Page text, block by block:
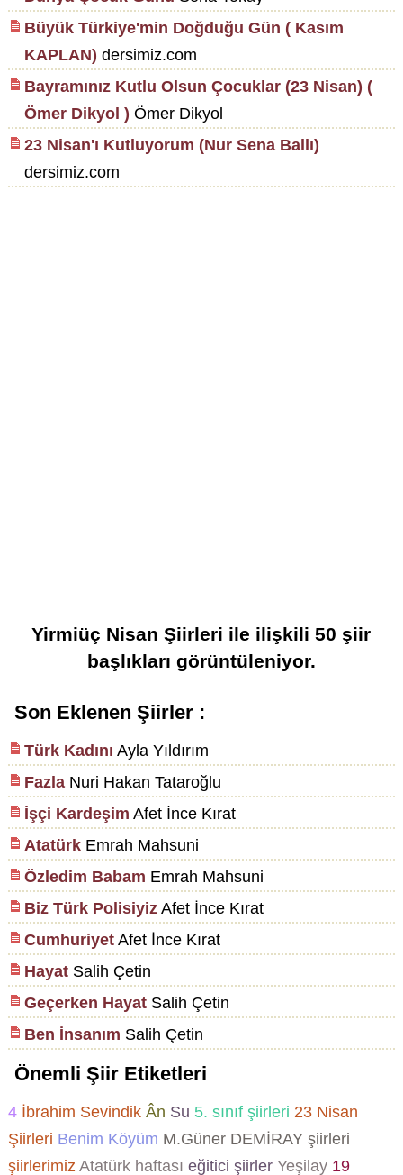
Büyük Türkiye'min Doğduğu Gün ( Kasım
KAPLAN) dersimiz.com
Bayramınız Kutlu Olsun Çocuklar (23 Nisan) (
Ömer Dikyol ) Ömer Dikyol
23 Nisan'ı Kutluyorum (Nur Sena Ballı)
dersimiz.com
Yirmiüç Nisan Şiirleri ile ilişkili50 şiir
başlıkları görüntüleniyor.
Son Eklenen Şiirler :
Türk Kadını Ayla Yıldırım
FazlaNuri Hakan Tataroğlu
İşçi Kardeşim Afet İnce Kırat
AtatürkEmrah Mahsuni
Özledim Babam Emrah Mahsuni
Biz Türk PolisiyizAfet İnce Kırat
CumhuriyetAfet İnce Kırat
HayatSalih Çetin
Geçerken HayatSalih Çetin
Ben İnsanım Salih Çetin
Önemli Şiir Etiketleri
4 İbrahim Sevindik Ân Su 5. sınıf şiirleri 23 Nisan
Şiirleri Benim Köyüm M.Güner DEMİRAY şiirleri
şiirlerimiz Atatürk haftası eğitici şiirler Yeşilay 19